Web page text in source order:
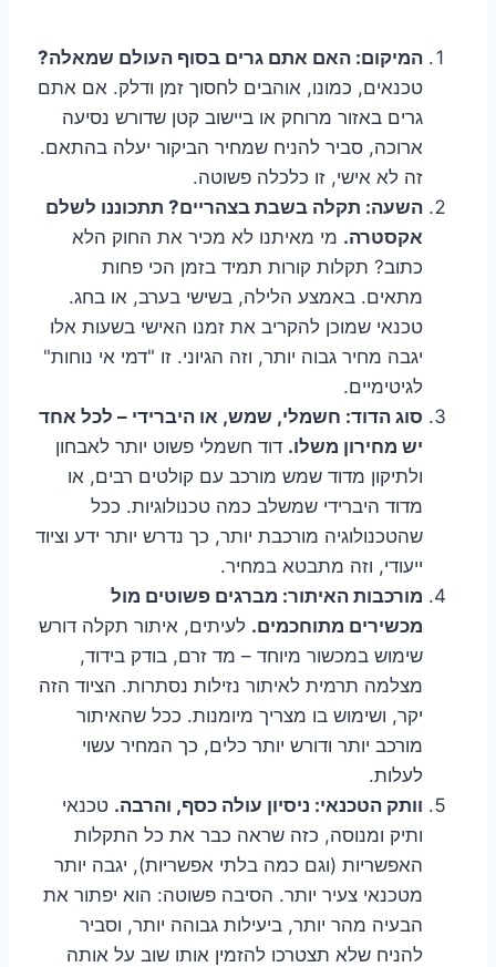
המיקום: האם אתם גרים בסוף העולם שמאלה?
טכנאים, כמונו, אוהבים לחסוך זמן ודלק. אם אתם
גרים באזור מרוחק או ביישוב קטן שדורש נסיעה
ארוכה, סביר להניח שמחיר הביקור יעלה בהתאם.
זה לא אישי, זו כלכלה פשוטה.
השעה: תקלה בשבת בצהריים? תתכוננו לשלם
אקסטרה. מי מאיתנו לא מכיר את החוק הלא
כתוב? תקלות קורות תמיד בזמן הכי פחות
מתאים. באמצע הלילה, בשישי בערב, או בחג.
טכנאי שמוכן להקריב את זמנו האישי בשעות אלו
יגבה מחיר גבוה יותר, וזה הגיוני. זו "דמי אי נוחות"
לגיטימיים.
סוג הדוד: חשמלי, שמש, או היברידי – לכל אחד
יש מחירון משלו. דוד חשמלי פשוט יותר לאבחון
ולתיקון מדוד שמש מורכב עם קולטים רבים, או
מדוד היברידי שמשלב כמה טכנולוגיות. ככל
שהטכנולוגיה מורכבת יותר, כך נדרש יותר ידע וציוד
ייעודי, וזה מתבטא במחיר.
מורכבות האיתור: מברגים פשוטים מול
מכשירים מתוחכמים. לעיתים, איתור תקלה דורש
שימוש במכשור מיוחד – מד זרם, בודק בידוד,
מצלמה תרמית לאיתור נזילות נסתרות. הציוד הזה
יקר, ושימוש בו מצריך מיומנות. ככל שהאיתור
מורכב יותר ודורש יותר כלים, כך המחיר עשוי
לעלות.
וותק הטכנאי: ניסיון עולה כסף, והרבה. טכנאי
ותיק ומנוסה, כזה שראה כבר את כל התקלות
האפשריות (וגם כמה בלתי אפשריות), יגבה יותר
מטכנאי צעיר יותר. הסיבה פשוטה: הוא יפתור את
הבעיה מהר יותר, ביעילות גבוהה יותר, וסביר
להניח שלא תצטרכו להזמין אותו שוב על אותה